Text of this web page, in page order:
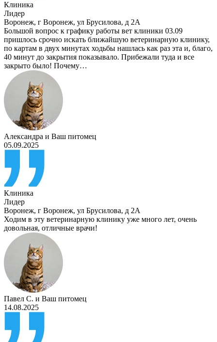
Клиника
Лидер
Воронеж, г Воронеж, ул Брусилова, д 2А
Большой вопрос к графику работы вет клиники 03.09
пришлось срочно искать ближайшую ветеринарную клинику,
по картам в двух минутах ходьбы нашлась как раз эта и, благо,
40 минут до закрытия показывало. Прибежали туда и все
закрыто было! Почему…
Александра и Ваш питомец
05.09.2025
Клиника
Лидер
Воронеж, г Воронеж, ул Брусилова, д 2А
Ходим в эту ветеринарную клинику уже много лет, очень
довольная, отличные врачи!
Павел С. и Ваш питомец
14.08.2025